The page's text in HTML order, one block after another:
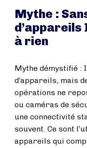
Mythe :
d’appareils
à rien
Mythe démystifié :
d’appareils, mais
opérations ne
ou caméras de
une connectivité
souvent. Ce sont
appareils qui